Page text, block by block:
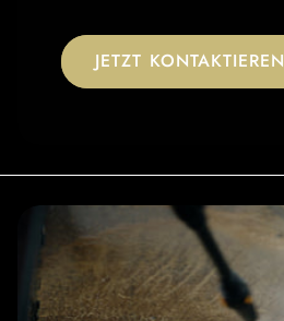
JETZT KONTAKTIEREN